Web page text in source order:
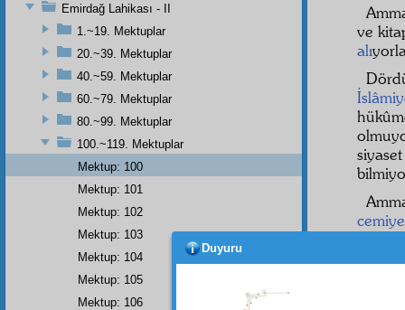
ve
alı
Emirdağ Lahikası - II
1.~19. Mektuplar
20.~39. Mektuplar
40.~59. Mektuplar
60.~79. Mektuplar
80.~99. Mektuplar
100.~119. Mektuplar
Mektup: 100
Mektup: 101
Mektup: 102
Mektup: 103
Mektup: 104
Mektup: 105
Mektup: 106
Duyuru